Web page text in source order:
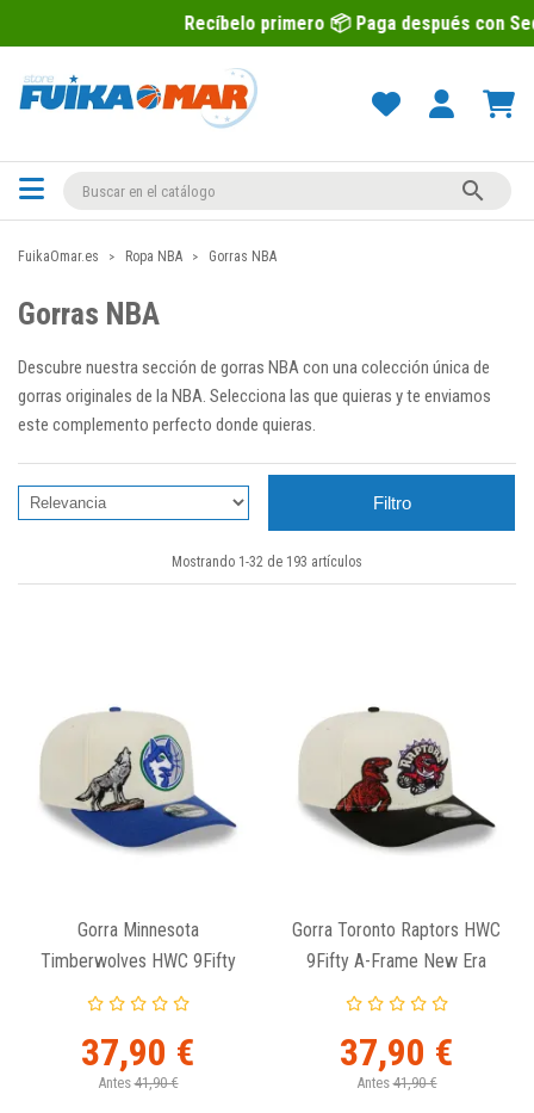
Recíbelo primero 📦 Paga después con Sequra 💶

FuikaOmar.es Ropa NBA Gorras NBA
Gorras NBA
Descubre nuestra sección de gorras NBA con una colección única de
gorras originales de la NBA. Selecciona las que quieras y te enviamos
este complemento perfecto donde quieras.
Filtro
Mostrando 1-32 de 193 artículos
Gorra Minnesota
Timberwolves HWC 9Fifty
A-Frame New Era
37,90 €
Antes 41,90 €
Gorra Toronto Raptors HWC
9Fifty A-Frame New Era
37,90 €
Antes 41,90 €